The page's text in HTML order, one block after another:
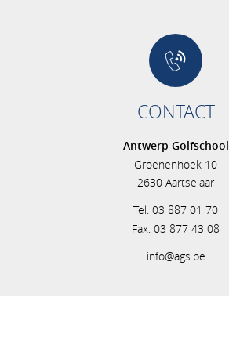
CONTACT
Antwerp Golfschool
Groenenhoek 10
2630 Aartselaar
Tel. 03 887 01 70
Fax. 03 877 43 08
info@ags.be